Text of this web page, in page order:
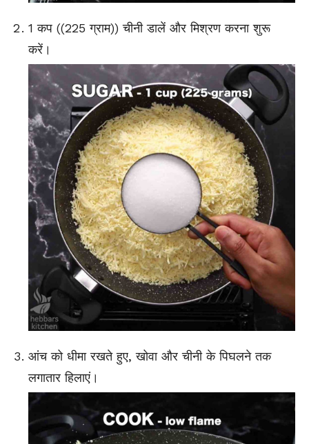
1 कप ((225 ग्राम)) चीनी डालें और मिश्रण करना शुरू
करें।
आंच को धीमा रखते हुए, खोवा और चीनी के पिघलने तक
लगातार हिलाएं।